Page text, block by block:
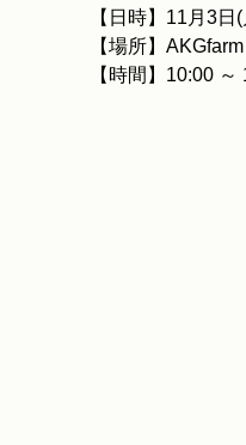
【日時】11月3日
【場所】
【時間】10:00 ～